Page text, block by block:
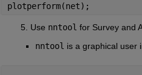
plotperform(net);
        5. Use
nntool for Survey and
nntool is a graphical user